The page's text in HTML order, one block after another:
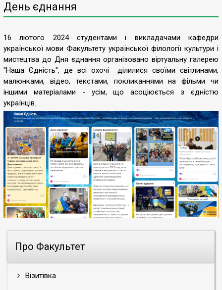
Про Факультет
Візитівка
День єднання
16 лютого 2024 студентами і викладачами кафедри
української мови Факультету української філології культури і
мистецтва до Дня єднання організовано віртуальну галерею
"Наша Єдність", де всі охочі ділилися своїми світлинами,
малюнками, відео, текстами, покликаннями на фільми чи
іншими матеріалами - усім, що асоціюється з єдністю
українців.